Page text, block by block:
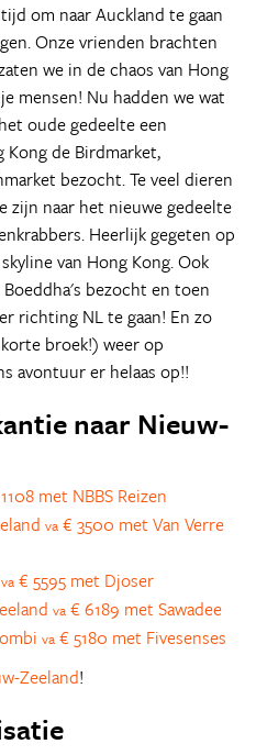
om naar Auckland te gaan
Onze vrienden brachten
we in de chaos van Hong
mensen! Nu hadden we wat
oude gedeelte een
de Birdmarket,
bezocht. Te veel dieren
zijn naar het nieuwe gedeelte
Heerlijk gegeten op
van Hong Kong. Ook
bezocht en toen
richting NL te gaan! En zo
broek!) weer op
avontuur er helaas op!!
naar Nieuw-
met NBBS Reizen
va € 3500 met Van Verre
va € 5595 met Djoser
va € 6189 met Sawadee
va € 5180 met Fivesenses
Zeeland!